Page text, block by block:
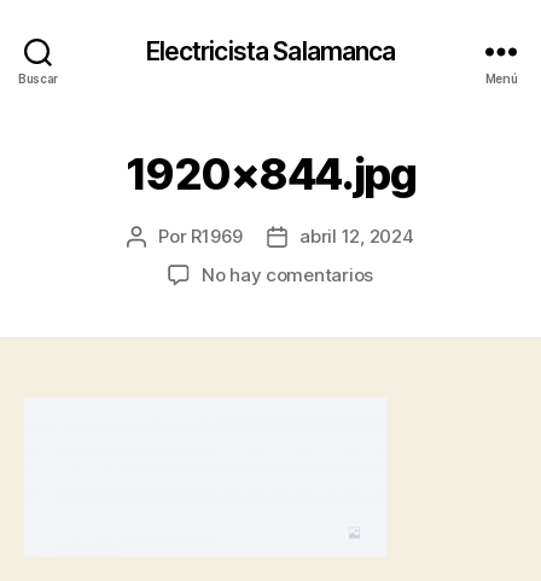
Buscar
Electricista Salamanca
Menú
1920×844.jpg
Autor
Por R1969
Fechaabril 12, 2024
No hay comentariosen